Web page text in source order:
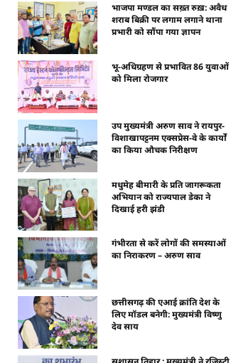
भाजपा मण्डल का सख़्त रुख़: अवैध
शराब बिक्री पर लगाम लगाने थाना
प्रभारी को सौंपा गया ज्ञापन
भू-अधिग्रहण से प्रभावित 86 युवाओं
को मिला रोजगार
उप मुख्यमंत्री अरुण साव ने रायपुर-
विशाखापट्टनम एक्सप्रेस-वे के कार्यों
का किया औचक निरीक्षण
मधुमेह बीमारी के प्रति जागरूकता
अभियान को राज्यपाल डेका ने
दिखाई हरी झंडी
गंभीरता से करें लोगों की समस्याओं
का निराकरण – अरुण साव
छत्तीसगढ़ की एआई क्रांति देश के
लिए मॉडल बनेगी: मुख्यमंत्री विष्णु
देव साय